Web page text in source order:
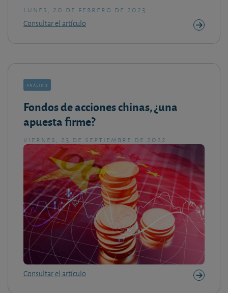
lunes, 20 de febrero de 2023
Consultar el artículo
análisis
Fondos de acciones chinas, ¿una
apuesta firme?
viernes, 23 de septiembre de 2022
Consultar el artículo